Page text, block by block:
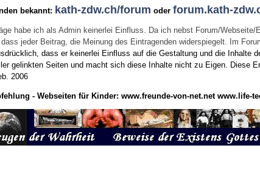
bekannt: kath-zdw.ch/forum oderforum.kath-
habe ich als Admin keinerlei Einfluss. Da ich nebst Forum/
jeder Beitrag, die Meinung des Eintragenden widerspiegelt. Im
dass er keinerlei Einfluss auf die Gestaltung und die Inhalte
gelinkten Seiten und macht sich diese Inhalte nicht zu Eigen.
Diese
2006
- Webseiten für Kinder: www.freunde-von-net.net www.life-